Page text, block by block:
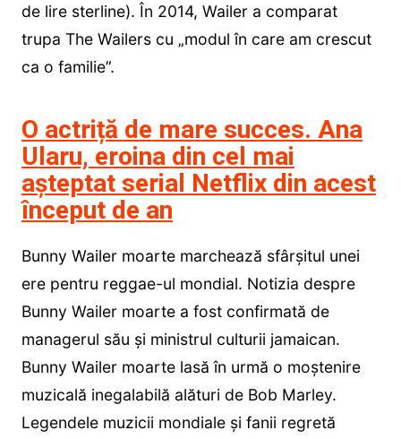
de lire sterline). În 2014, Wailer a comparat
trupa The Wailers cu „modul în care am crescut
ca o familie”.
O actriță de mare succes. Ana
Ularu, eroina din cel mai
așteptat serial Netflix din acest
început de an
Bunny Wailer moarte marchează sfârșitul unei
ere pentru reggae-ul mondial. Notizia despre
Bunny Wailer moarte a fost confirmată de
managerul său și ministrul culturii jamaican.
Bunny Wailer moarte lasă în urmă o moștenire
muzicală inegalabilă alături de Bob Marley.
Legendele muzicii mondiale și fanii regretă